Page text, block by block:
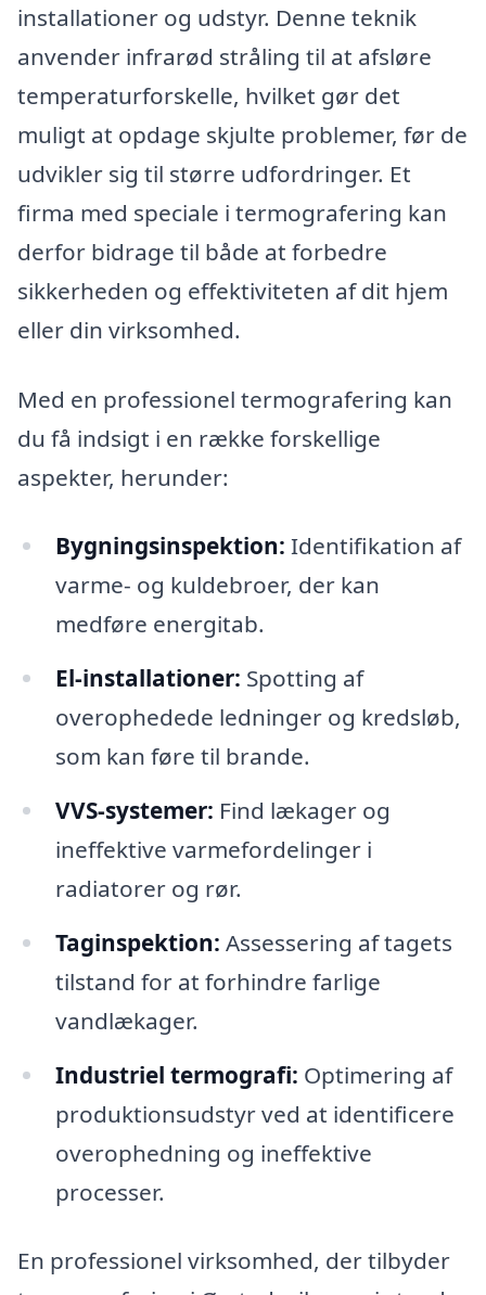
installationer og udstyr. Denne teknik
anvender infrarød stråling til at afsløre
temperaturforskelle, hvilket gør det
muligt at opdage skjulte problemer, før de
udvikler sig til større udfordringer. Et
firma med speciale i termografering kan
derfor bidrage til både at forbedre
sikkerheden og effektiviteten af dit hjem
eller din virksomhed.
Med en professionel termografering kan
du få indsigt i en række forskellige
aspekter, herunder:
Bygningsinspektion: Identifikation af
varme- og kuldebroer, der kan
medføre energitab.
El-installationer: Spotting af
overophedede ledninger og kredsløb,
som kan føre til brande.
VVS-systemer: Find lækager og
ineffektive varmefordelinger i
radiatorer og rør.
Taginspektion: Assessering af tagets
tilstand for at forhindre farlige
vandlækager.
Industriel termografi: Optimering af
produktionsudstyr ved at identificere
overophedning og ineffektive
processer.
En professionel virksomhed, der tilbyder